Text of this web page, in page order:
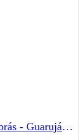
Auto Posto Cinese - Petrobrás - Guarujá - SP